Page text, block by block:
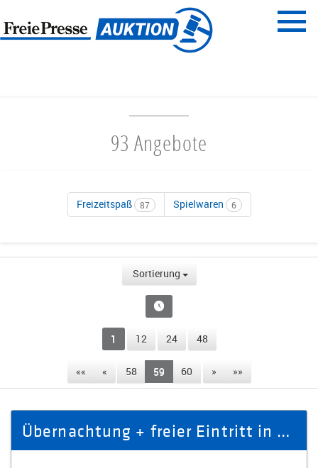
Menü
93 Angebote
Freizeitspaß 87 Spielwaren 6
Sortierung
1 12 24 48
«« « 58 59 60 » »»
Übernachtung + freier Eintritt in BELANTIS für 4 Personen